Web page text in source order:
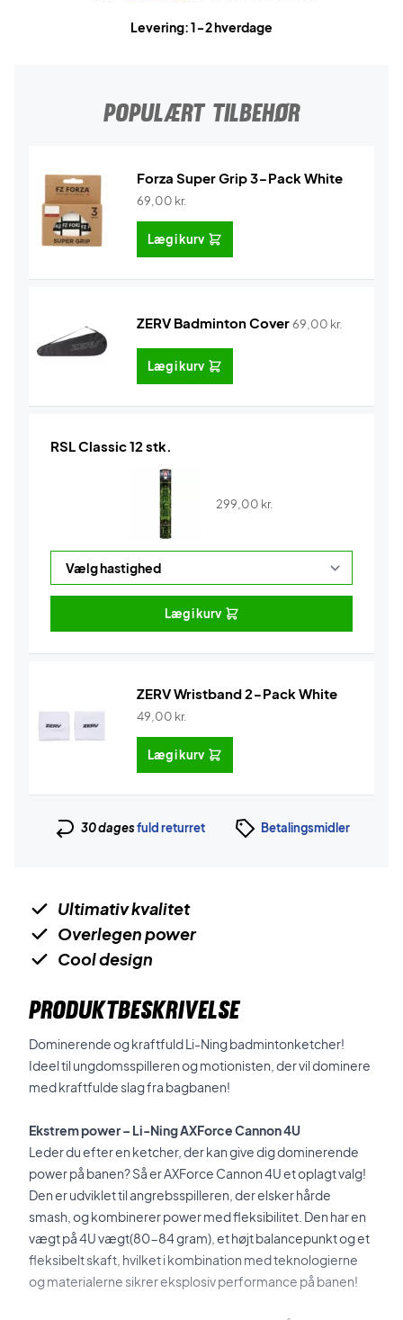
Levering: 1-2 hverdage
POPULÆRT TILBEHØR
Forza Super Grip 3-Pack White
69,00 kr.
Læg i kurv
ZERV Badminton Cover69,00 kr.
Læg i kurv
RSL Classic 12 stk.
299,00 kr.
Læg i kurv
ZERV Wristband 2-Pack White
49,00 kr.
Læg i kurv
30 dagesfuld returret Betalingsmidler
Ultimativ kvalitet
Overlegen power
Cool design
PRODUKTBESKRIVELSE
Dominerende og kraftfuld Li-Ning badmintonketcher!
Ideel til ungdomsspilleren og motionisten, der vil dominere
med kraftfulde slag fra bagbanen!
Ekstrem power – Li-Ning AXForce Cannon 4U
Leder du efter en ketcher, der kan give dig dominerende
power på banen? Så er AXForce Cannon 4U et oplagt valg!
Den er udviklet til angrebsspilleren, der elsker hårde
smash, og kombinerer power med fleksibilitet. Den har en
vægt på 4U vægt(80-84 gram), et højt balancepunkt og et
fleksibelt skaft, hvilket i kombination med teknologierne
og materialerne sikrer eksplosiv performance på banen!